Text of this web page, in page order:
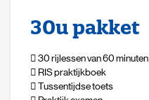
30u pakket
30 rijlessen van 60 minuten
RIS praktijkboek
Tussentijdse toets